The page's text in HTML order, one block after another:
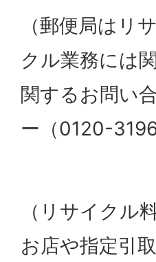
（郵便局はリ
クル業務には
関するお問い
ー（0120-
（リサイクル
お店や指定引